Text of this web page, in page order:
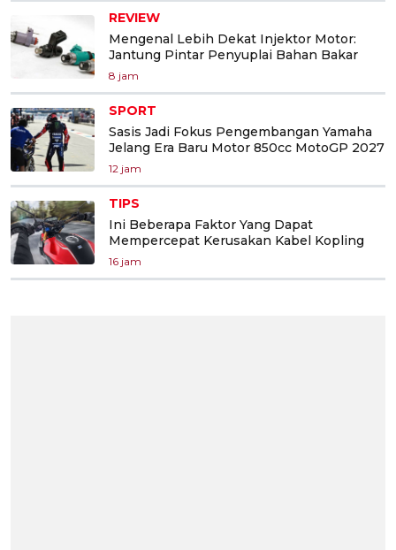
REVIEW
Mengenal Lebih Dekat Injektor Motor:
Jantung Pintar Penyuplai Bahan Bakar
8 jam
SPORT
Sasis Jadi Fokus Pengembangan Yamaha
Jelang Era Baru Motor 850cc MotoGP 2027
12 jam
TIPS
Ini Beberapa Faktor Yang Dapat
Mempercepat Kerusakan Kabel Kopling
16 jam